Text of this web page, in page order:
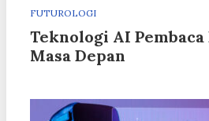
FUTUROLOGI
Teknologi AI Pembaca
Masa Depan